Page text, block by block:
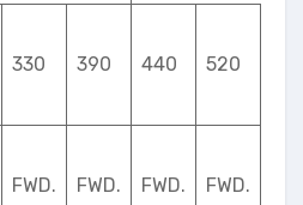
330 390 440 520
FWD.
FWD.
FWD.
FWD.